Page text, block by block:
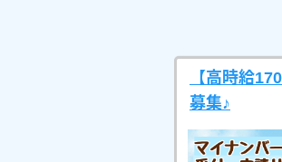
【高時給
募集♪